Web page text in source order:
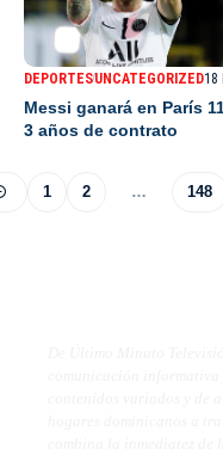
DEPORTESUNCATEGORIZED18
Messi ganará en París
3 años de contrato
1 2 … 148